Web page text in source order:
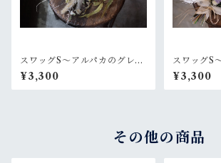
スワッグS〜アルパカのグレー
なセーター
¥3,300
スワッグS
¥3,300
その他の商品